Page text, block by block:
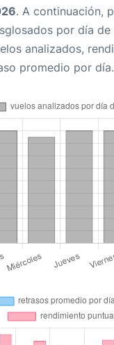
. A continuación,
por día de
analizados,
promedio por día.